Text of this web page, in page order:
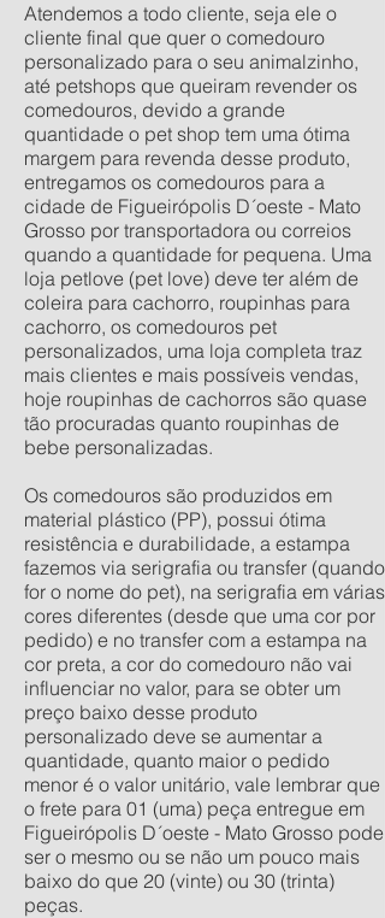
Atendemos a todo cliente, seja ele o
cliente final que quer o comedouro
personalizado para o seu animalzinho,
até petshops que queiram revender os
comedouros, devido a grande
quantidade o pet shop tem uma ótima
margem para revenda desse produto,
entregamos os comedouros para a
cidade de Figueirópolis D´oeste - Mato
Grosso por transportadora ou correios
quando a quantidade for pequena. Uma
loja petlove (pet love) deve ter além de
coleira para cachorro, roupinhas para
cachorro, os comedouros pet
personalizados, uma loja completa traz
mais clientes e mais possíveis vendas,
hoje roupinhas de cachorros são quase
tão procuradas quanto roupinhas de
bebe personalizadas.
Os comedouros são produzidos em
material plástico (PP), possui ótima
resistência e durabilidade, a estampa
fazemos via serigrafia ou transfer (quando
for o nome do pet), na serigrafia em várias
cores diferentes (desde que uma cor por
pedido) e no transfer com a estampa na
cor preta, a cor do comedouro não vai
influenciar no valor, para se obter um
preço baixo desse produto
personalizado deve se aumentar a
quantidade, quanto maior o pedido
menor é o valor unitário, vale lembrar que
o frete para 01 (uma) peça entregue em
Figueirópolis D´oeste - Mato Grosso pode
ser o mesmo ou se não um pouco mais
baixo do que 20 (vinte) ou 30 (trinta)
peças.